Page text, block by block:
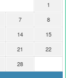
1
7
8
14
15
21
22
28